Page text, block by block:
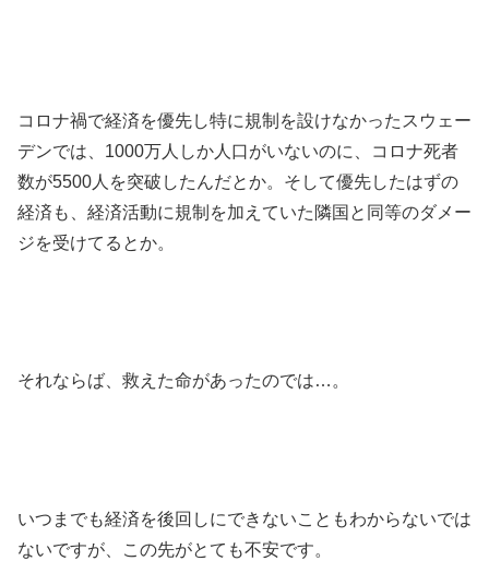
コロナ禍で経済を優先し特に規制を設けなかったスウェー
デンでは、1000万人しか人口がいないのに、コロナ死者
数が5500人を突破したんだとか。そして優先したはずの
経済も、経済活動に規制を加えていた隣国と同等のダメー
ジを受けてるとか。
それならば、救えた命があったのでは…。
いつまでも経済を後回しにできないこともわからないでは
ないですが、この先がとても不安です。